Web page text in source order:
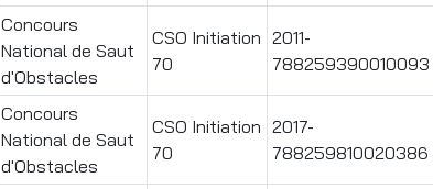
Concours
National de Saut
d'Obstacles
CSO Initiation
70
2011-
788259390010093
Concours
National de Saut
d'Obstacles
CSO Initiation
70
2017-
788259810020386